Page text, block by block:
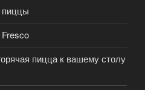
пиццы
пицца к вашему столу